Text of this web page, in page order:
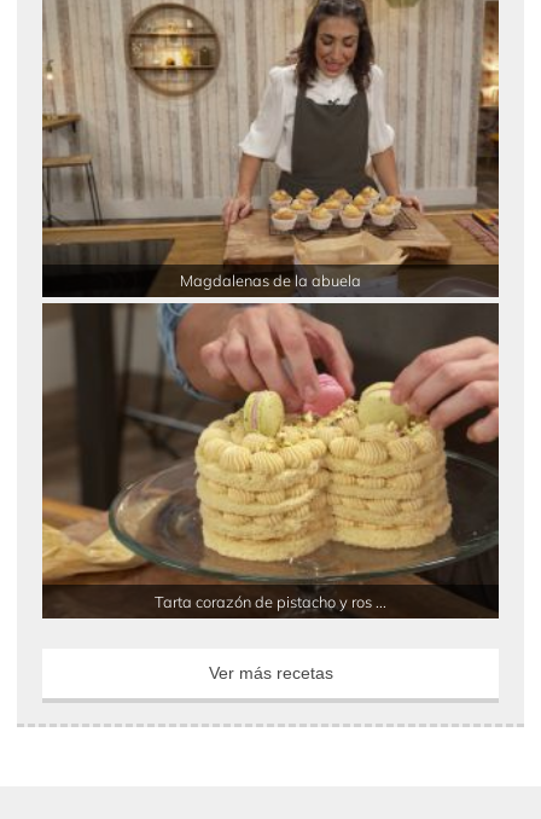
Magdalenas de la abuela
Tarta corazón de pistacho y ros ...
Ver más recetas